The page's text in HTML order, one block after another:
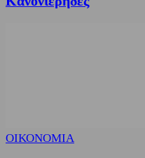
ΟΙΚΟΝΟΜΙΑ